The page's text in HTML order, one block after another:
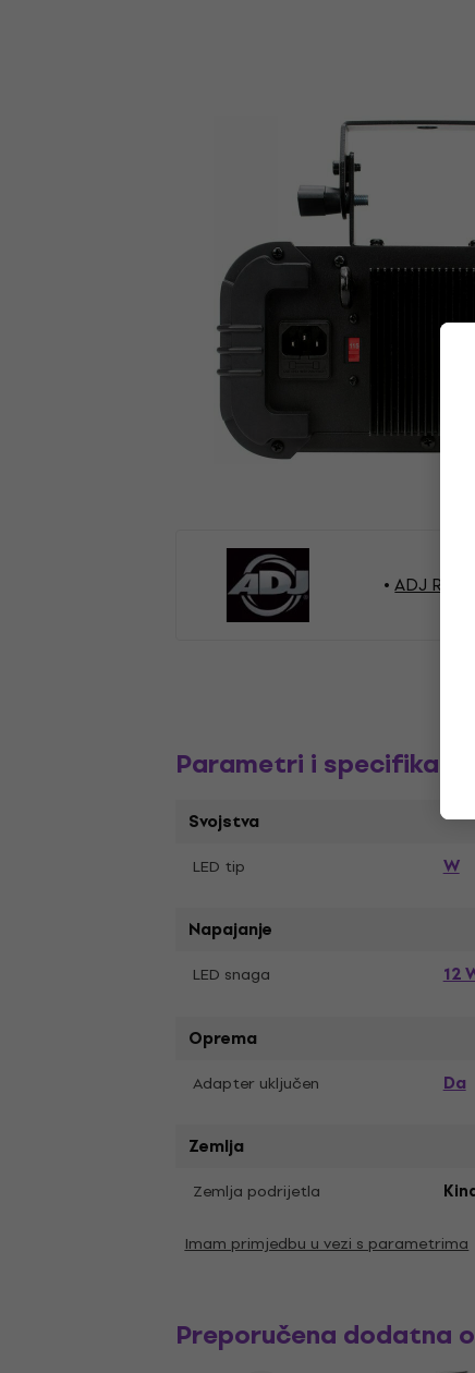
ADJ
Parametri i specifikacija
Svojstva
LED tip W
Napajanje
LED snaga 12
Oprema
Adapter uključen Da
Zemlja
Zemlja podrijetla
Imam primjedbu u vezi s parametrima
Preporučena dodatna